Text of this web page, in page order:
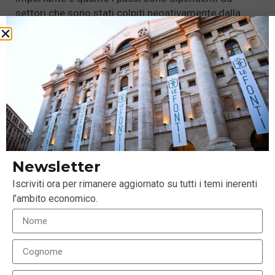
settori che sono stati colpiti negativamente dalla
pandemia. Le economie basate sul turismo sono
generalmente in difficoltà, data la lenta
normalizzazione dei viaggi transfrontalieri afferma
Capital Group.. La domanda globale di petrolio sta
mostrando segni di ripresa dopo un calo record nella
prima metà del 2020, ma potrebbe volerci del tempo
per tornare ai livelli del 2019. Mentre ci aspettiamo
un aumento dei prezzi di materie prime come il
minerale di ferro e il rame, non crediamo che questo
ciclo delle materie prime sarà forte come quello
successivo alla crisi finanziaria del 2008.
Quel ciclo è stato alimentato da un enorme boom
edilizio in Cina che difficilmente si ripeterà su così
larga scala questa volta. I consumatori hanno
generalmente speso di più in beni e meno in servizi
dall’inizio della pandemia. I paesi coinvolti nelle
Newsletter
Iscriviti ora per rimanere aggiornato su tutti i temi inerenti
l’ambito economico.